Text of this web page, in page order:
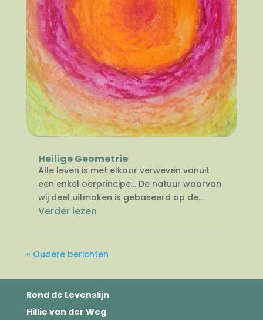
Heilige Geometrie
Alle leven is met elkaar verweven vanuit
een enkel oerprincipe… De natuur waarvan
wij deel uitmaken is gebaseerd op de...
Verder lezen
« Oudere berichten
Rond de Levenslijn
Hillie van der Weg